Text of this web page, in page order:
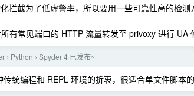
拦截为了低虚警率，所以要用一些可靠性高的检
有常见端口的 HTTP 流量转发至 privoxy 进行 UA
› Python › Spyder 4 已发布~
统编程和 REPL 环境的折衷，很适合单文件脚本